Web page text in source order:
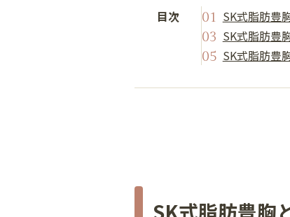
目次 SK式脂肪豊
SK式脂肪豊
SK式脂肪豊
SK式脂肪豊胸